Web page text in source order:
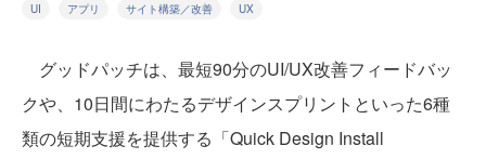
UI アプリ サイト構築／改善 UX
グッドパッチは、最短90分のUI/UX改善フィードバッ
クや、10日間にわたるデザインスプリントといった6種
類の短期支援を提供する「Quick Design Install